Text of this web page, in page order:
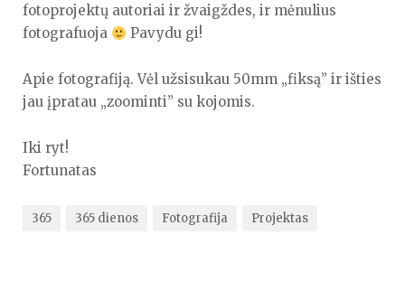
fotoprojektų autoriai ir žvaigždes, ir mėnulius
fotografuoja
Pavydu gi!
Apie fotografiją. Vėl užsisukau 50mm „fiksą” ir išties
jau įpratau „zoominti” su kojomis.
Iki ryt!
Fortunatas
365 365 dienos Fotografija Projektas